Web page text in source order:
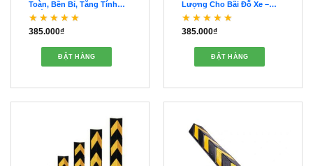
Toàn, Bền Bỉ, Tăng Tính
Thẩm Mỹ – OOGC00041
Được xếp hạng
385.000₫
ĐẶT HÀNG
Lượng Cho Bãi Đỗ Xe –
OOGC00040
Được xếp hạng
385.000₫
ĐẶT HÀNG